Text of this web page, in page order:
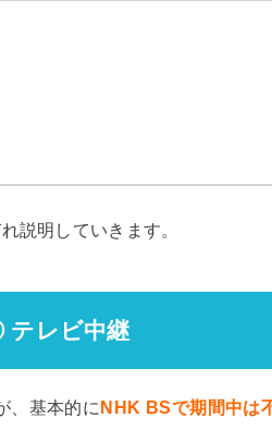
説明していきます。
テレビ中継
、基本的にNHK BSで期間中は